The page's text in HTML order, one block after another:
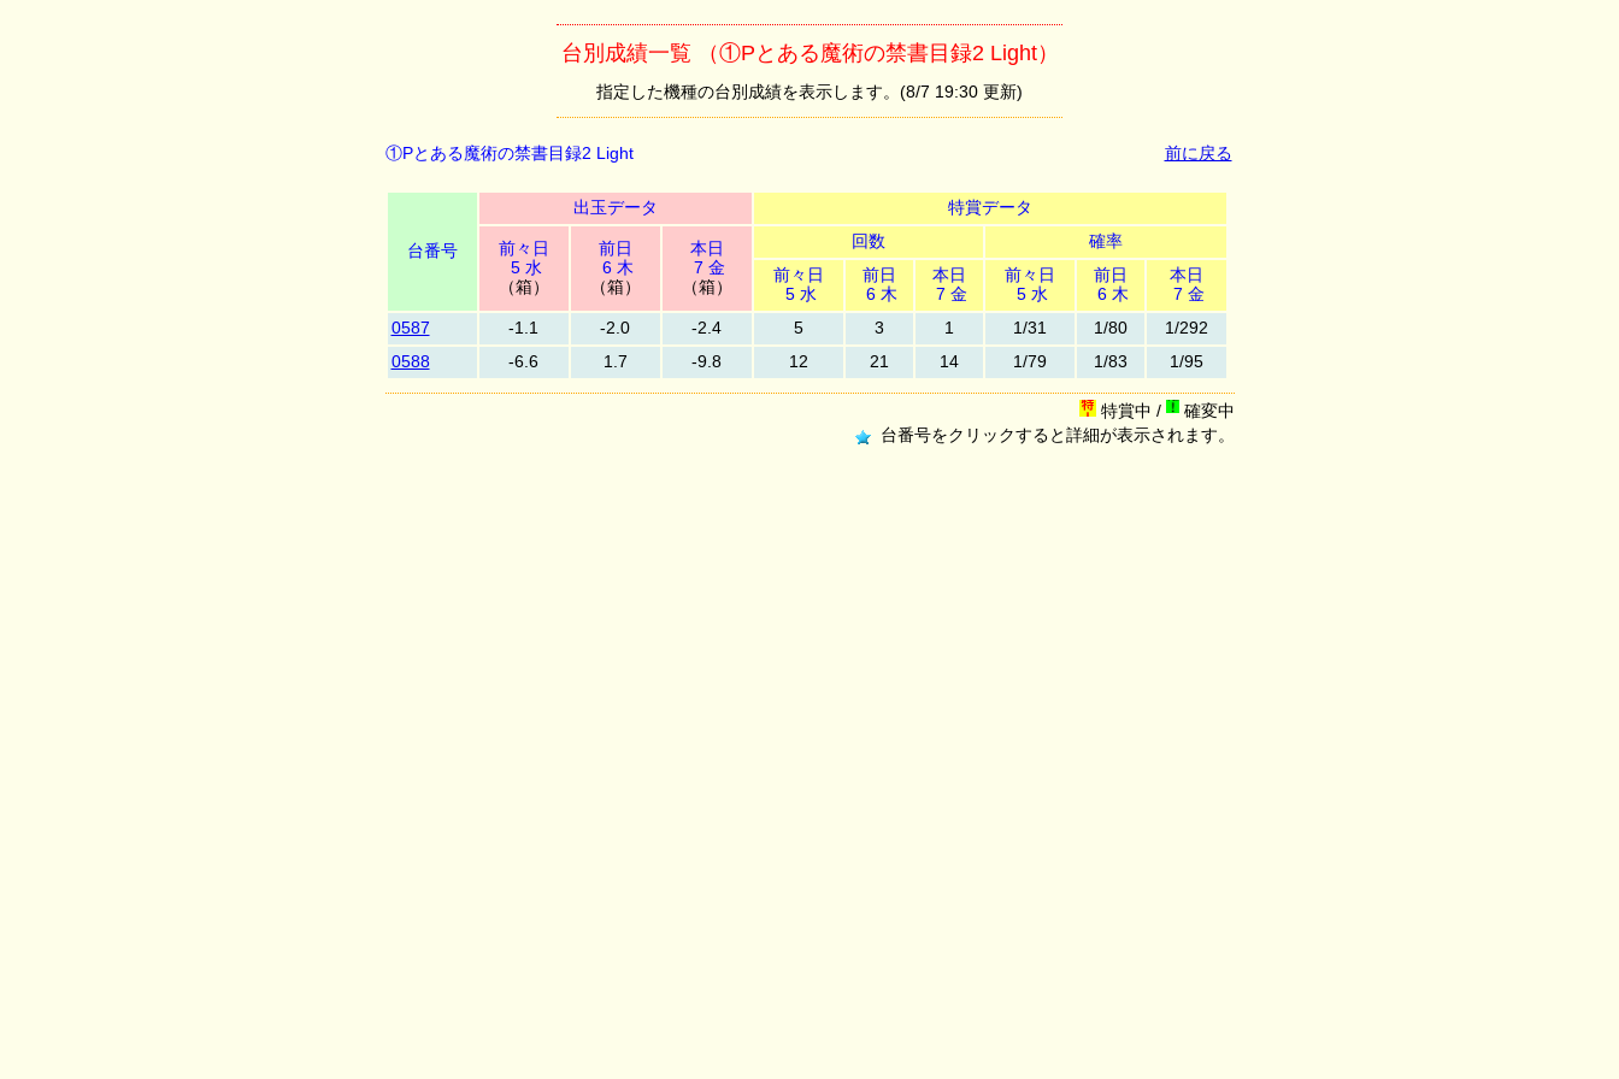
台別成績一覧 （①Pとある魔術の禁書目録2 Light）
指定した機種の台別成績を表示します。(8/7 19:30 更新)
①Pとある魔術の禁書目録2 Light 前に戻る
台番号
出玉データ 特賞データ
前々日
5 水
（箱）
前日
6 木
（箱）
本日
7 金
（箱）
回数
確率
前々日
5 水
前日
6 木
本日
7 金
前々日
5 水
前日
6 木
本日
7 金
0587
-1.1 -2.0 -2.4 5 3 1 1/31 1/80
1/292
0588
-6.6 1.7 -9.8 12 21 14 1/79 1/83 1/95
特賞中 /
確変中
台番号をクリックすると詳細が表示されます。